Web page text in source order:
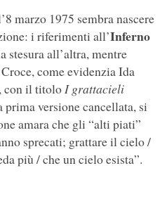
marzo 1975 sembra nascere
i riferimenti all’Inferno
stesura all’altra, mentre
come evidenzia Ida
con il titoloI grattacieli
prima versione cancellata, si
amara che gli “alti piati”
sprecati; grattare il cielo /
più / che un cielo esista”.